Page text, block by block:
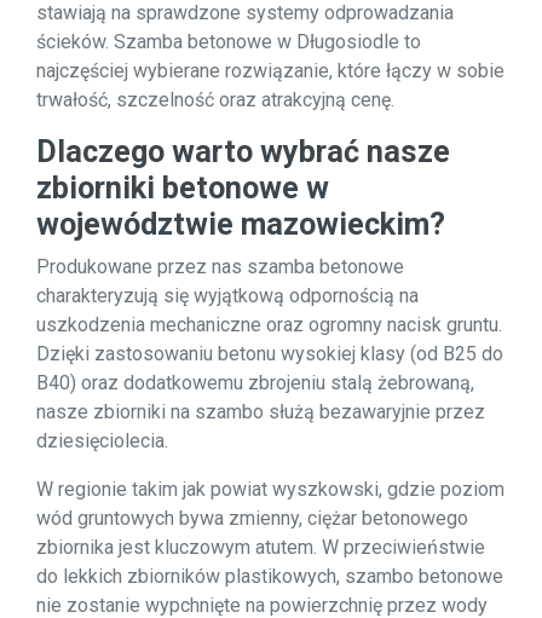
stawiają na sprawdzone systemy odprowadzania
ścieków. Szamba betonowe w Długosiodle to
najczęściej wybierane rozwiązanie, które łączy w sobie
trwałość, szczelność oraz atrakcyjną cenę.
Dlaczego warto wybrać nasze
zbiorniki betonowe w
województwie mazowieckim?
Produkowane przez nas szamba betonowe
charakteryzują się wyjątkową odpornością na
uszkodzenia mechaniczne oraz ogromny nacisk gruntu.
Dzięki zastosowaniu betonu wysokiej klasy (od B25 do
B40) oraz dodatkowemu zbrojeniu stalą żebrowaną,
nasze zbiorniki na szambo służą bezawaryjnie przez
dziesięciolecia.
W regionie takim jak powiat wyszkowski, gdzie poziom
wód gruntowych bywa zmienny, ciężar betonowego
zbiornika jest kluczowym atutem. W przeciwieństwie
do lekkich zbiorników plastikowych, szambo betonowe
nie zostanie wypchnięte na powierzchnię przez wody